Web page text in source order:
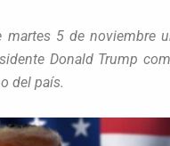
martes 5 de noviembre
Donald Trump
del país.